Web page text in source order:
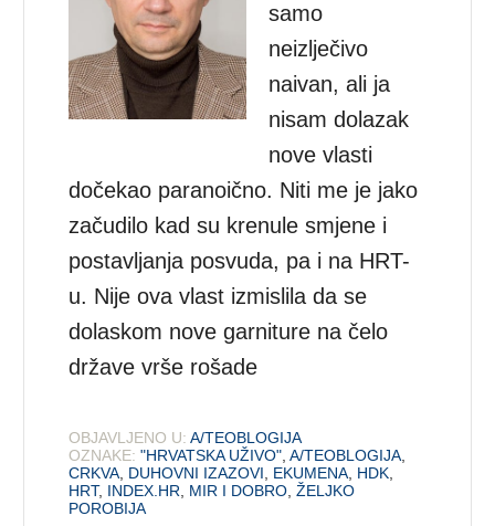
samo
neizlječivo
naivan, ali ja
nisam dolazak
nove vlasti
dočekao paranoično. Niti me je jako
začudilo kad su krenule smjene i
postavljanja posvuda, pa i na HRT-
u. Nije ova vlast izmislila da se
dolaskom nove garniture na čelo
države vrše rošade
OBJAVLJENO U: A/TEOBLOGIJA
OZNAKE: "HRVATSKA UŽIVO" ,A/TEOBLOGIJA
CRKVA DUHOVNI IZAZOVI EKUMENA HDK
HRT, INDEX.HR MIR I DOBRO ,ŽELJKO
POROBIJA